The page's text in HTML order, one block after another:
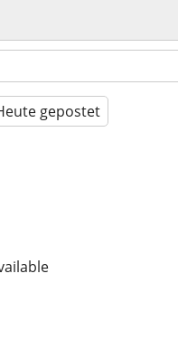
gepostet